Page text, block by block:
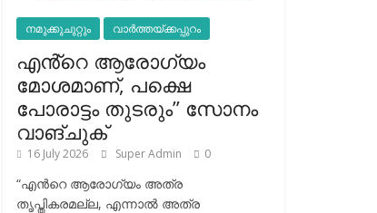
നമുക്കുചുറ്റും വാർത്തയ്ക്കപ്പുറം
എൻ്റെ ആരോഗ്യം
മോശമാണ്, പക്ഷെ
പോരാട്ടം തുടരും” സോനം
വാങ്ചുക്
16 July 2026 Super Admin 0
“എന്‍റെ ആരോഗ്യം അത്ര
തൃപ്തികരമല്ല, എന്നാൽ അത്ര